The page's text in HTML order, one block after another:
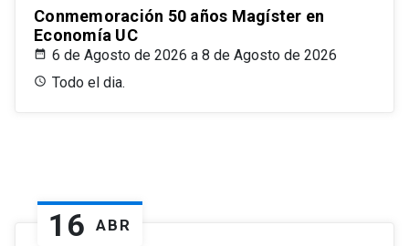
Conmemoración 50 años Magíster en
Economía UC
6 de Agosto de 2026 a 8 de Agosto de 2026
Todo el dia.
16 ABR